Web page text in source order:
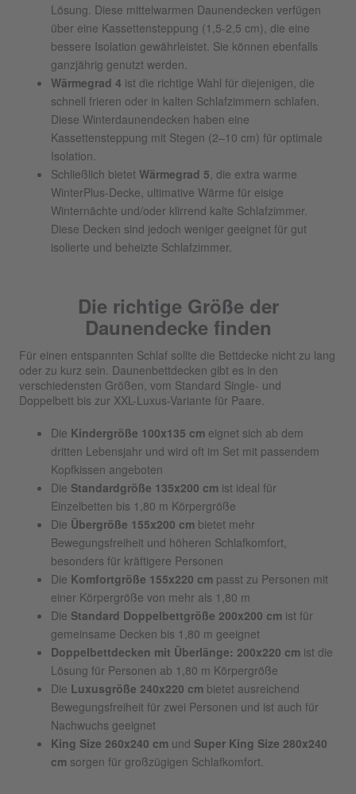
Lösung. Diese mittelwarmen Daunendecken verfügen
über eine Kassettensteppung (1,5-2,5 cm), die eine
bessere Isolation gewährleistet. Sie können ebenfalls
ganzjährig genutzt werden.
Wärmegrad 4 ist die richtige Wahl für diejenigen, die
schnell frieren oder in kalten Schlafzimmern schlafen.
Diese Winterdaunendecken haben eine
Kassettensteppung mit Stegen (2–10 cm) für optimale
Isolation.
Schließlich bietet Wärmegrad 5 , die extra warme
WinterPlus-Decke, ultimative Wärme für eisige
Winternächte und/oder klirrend kalte Schlafzimmer.
Diese Decken sind jedoch weniger geeignet für gut
isolierte und beheizte Schlafzimmer.
Die richtige Größe der
Daunendecke finden
Für einen entspannten Schlaf sollte die Bettdecke nicht zu lang
oder zu kurz sein. Daunenbettdecken gibt es in den
verschiedensten Größen, vom Standard Single- und
Doppelbett bis zur XXL-Luxus-Variante für Paare.
Die Kindergröße 100x135 cm eignet sich ab dem
dritten Lebensjahr und wird oft im Set mit passendem
Kopfkissen angeboten
Die Standardgröße 135x200 cm ist ideal für
Einzelbetten bis 1,80 m Körpergröße
Die Übergröße 155x200 cm bietet mehr
Bewegungsfreiheit und höheren Schlafkomfort,
besonders für kräftigere Personen
Die Komfortgröße 155x220 cm passt zu Personen mit
einer Körpergröße von mehr als 1,80 m
Die Standard Doppelbettgröße 200x200 cm ist für
gemeinsame Decken bis 1,80 m geeignet
Doppelbettdecken mit Überlänge: 200x220 cm ist die
Lösung für Personen ab 1,80 m Körpergröße
Die Luxusgröße 240x220 cm bietet ausreichend
Bewegungsfreiheit für zwei Personen und ist auch für
Nachwuchs geeignet
King Size 260x240 cm und Super King Size 280x240
cm sorgen für großzügigen Schlafkomfort.